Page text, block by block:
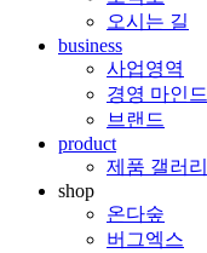
오시는 길
business
사업영역
경영 마인드
브랜드
product
제품 갤러리
shop
온다숲
버그엑스